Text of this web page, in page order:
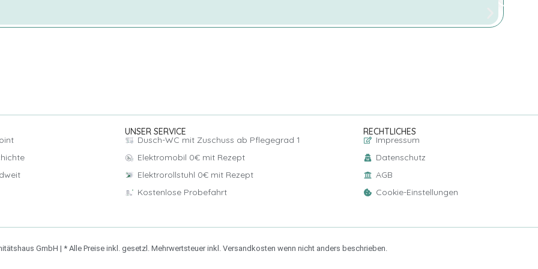
UNSER SERVICE
Dusch-WC mit Zuschuss ab Pflegegrad 1
Elektromobil 0€ mit Rezept
Elektrorollstuhl 0€ mit Rezept
Kostenlose Probefahrt
RECHTLICHES
Impressum
Datenschutz
AGB
Cookie-Einstellungen
GmbH | * Alle Preise inkl. gesetzl. Mehrwertsteuer inkl. Versandkosten wenn nicht anders beschrieben.